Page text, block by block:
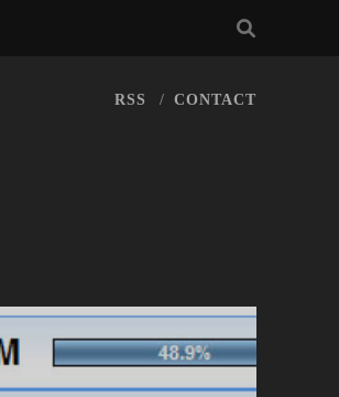
RSS CONTACT